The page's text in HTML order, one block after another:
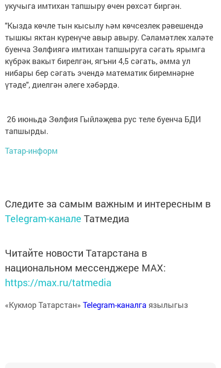
укучыга имтихан тапшыру өчен рөхсәт биргән.
"Кызда көчле тын кысылу һәм көчсезлек рәвешендә
тышкы яктан күренүче авыр авыру. Сәламәтлек халәте
буенча Зөлфиягә имтихан тапшыруга сәгать ярымга
күбрәк вакыт бирелгән, ягъни 4,5 сәгать, әмма ул
нибары бер сәгать эчендә математик биремнәрне
үтәде", диелгән әлеге хәбәрдә.
26 июньдә Зөлфия Гыйләҗева рус теле буенча БДИ
тапшырды.
Татар-информ
Следите за самым важным и интересным в
Telegram-канале Татмедиа
Читайте новости Татарстана в
национальном мессенджере MАХ:
https://max.ru/tatmedia
«Кукмор Татарстан» Telegram-каналга язылыгыз